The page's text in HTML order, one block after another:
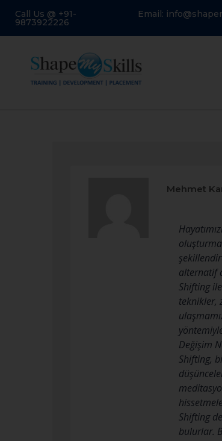
Call Us @ +91-
9873922226
Email:
Mehmet
alternatif
Shifting
teknikler,
Değişim
Shifting,
Shifting
bulurlar.